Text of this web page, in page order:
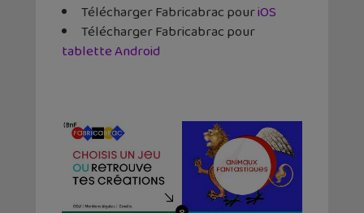
Télécharger Fabricabrac pouriOS
Télécharger Fabricabrac pour
tablette Android